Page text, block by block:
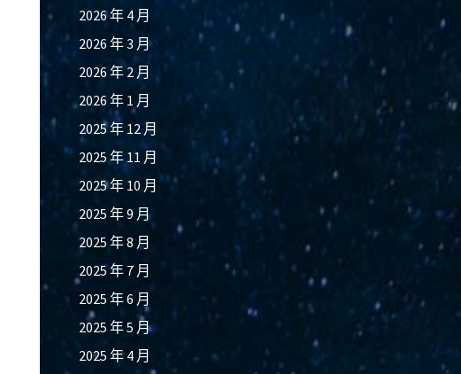
2026 年 4 月
2026 年 3 月
2026 年 2 月
2026 年 1 月
2025 年 12 月
2025 年 11 月
2025 年 10 月
2025 年 9 月
2025 年 8 月
2025 年 7 月
2025 年 6 月
2025 年 5 月
2025 年 4 月